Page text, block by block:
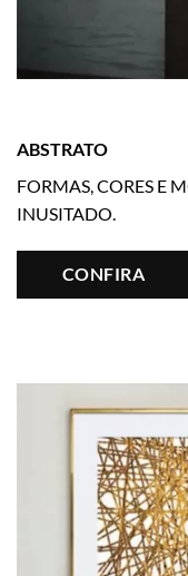
ABSTRATO
FORMAS, CORES E
INUSITADO.
CONFIRA